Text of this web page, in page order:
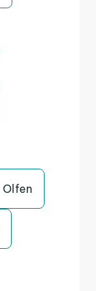
Olfen